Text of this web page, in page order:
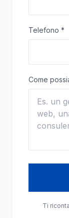
Telefono *
Come
Ti